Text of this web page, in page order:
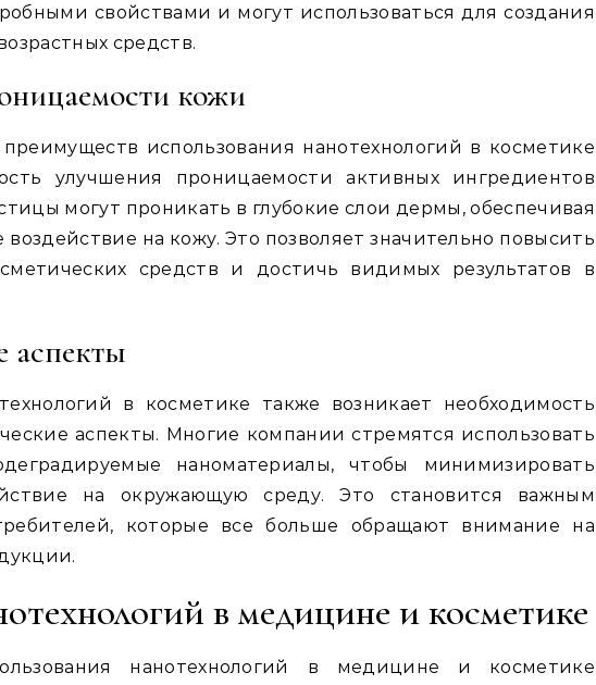
свойствами и могут использоваться для создания
средств.
кожи
использования нанотехнологий в косметике
улучшения проницаемости активных ингредиентов
могут проникать в глубокие слои дермы, обеспечивая
на кожу. Это позволяет значительно повысить
средств и достичь видимых результатов в
аспекты
в косметике также возникает необходимость
аспекты. Многие компании стремятся использовать
наноматериалы, чтобы минимизировать
на окружающую среду. Это становится важным
которые все больше обращают внимание на
в медицине и косметике
нанотехнологий в медицине и косметике